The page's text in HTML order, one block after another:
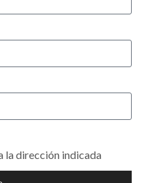
la dirección indicada